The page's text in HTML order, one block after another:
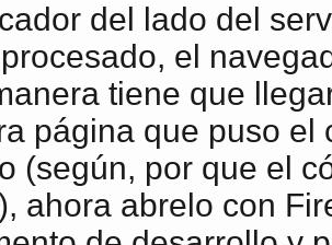
del lado del
procesado, el
tiene que
página que puso
(según, por que el
ahora abrelo con